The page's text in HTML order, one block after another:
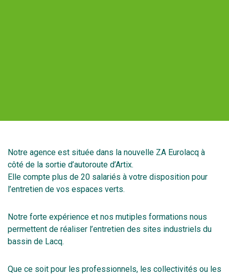
Notre agence est située dans la nouvelle ZA Eurolacq à
côté de la sortie d’autoroute d’Artix.
Elle compte plus de 20 salariés à votre disposition pour
l’entretien de vos espaces verts.
Notre forte expérience et nos mutiples formations nous
permettent de réaliser l’entretien des sites industriels du
bassin de Lacq.
Que ce soit pour les professionnels, les collectivités ou les